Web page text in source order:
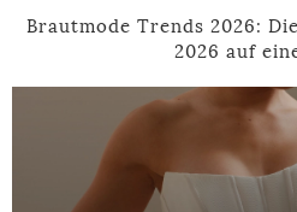
Brautmode Trends 2026:
2026 auf